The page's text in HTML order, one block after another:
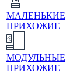
МАЛЕНЬКИЕ
ПРИХОЖИЕ
МОДУЛЬНЫЕ
ПРИХОЖИЕ